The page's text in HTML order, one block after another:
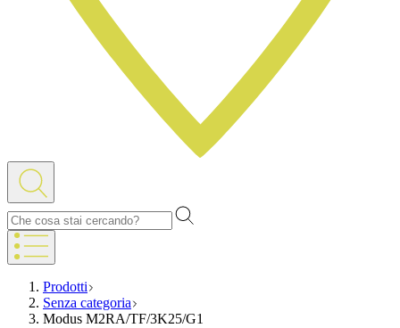
Prodotti
Senza categoria
Modus M2RA/TF/3K25/G1